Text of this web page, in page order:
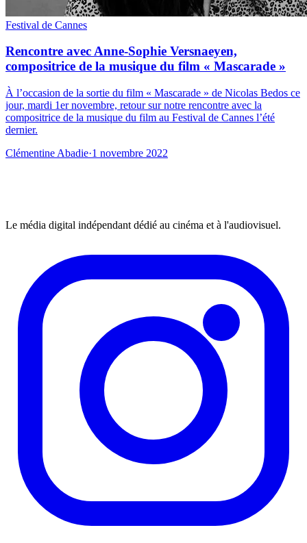
Festival de Cannes
Rencontre avec Anne-Sophie Versnaeyen,
compositrice de la musique du film « Mascarade »
À l’occasion de la sortie du film « Mascarade » de Nicolas Bedos ce
jour, mardi 1er novembre, retour sur notre rencontre avec la
compositrice de la musique du film au Festival de Cannes l’été
dernier.
Clémentine Abadie·1 novembre 2022
Le média digital indépendant dédié au cinéma et à l'audiovisuel.